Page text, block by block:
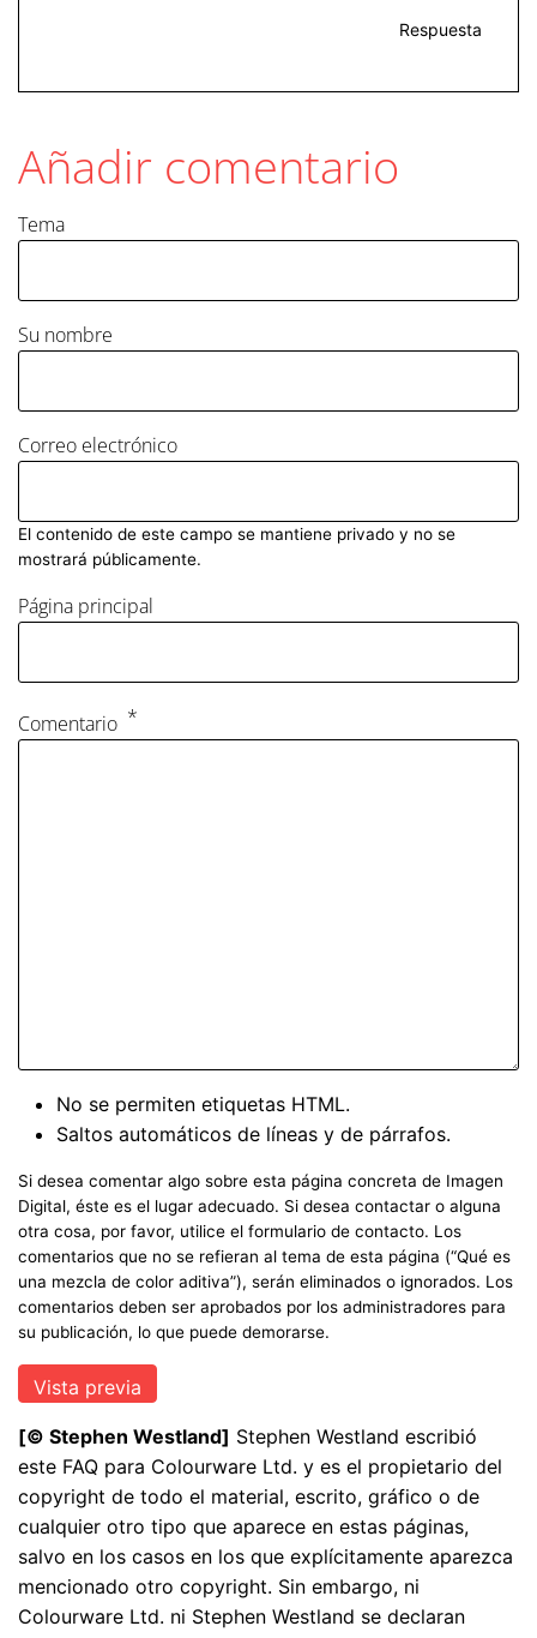
Respuesta
Añadir comentario
Tema
Su nombre
Correo electrónico
El contenido de este campo se mantiene privado y no se
mostrará públicamente.
Página principal
Comentario
No se permiten etiquetas HTML.
Saltos automáticos de líneas y de párrafos.
Si desea comentar algo sobre esta página concreta de Imagen
Digital, éste es el lugar adecuado. Si desea contactar o alguna
otra cosa, por favor, utilice el formulario de contacto. Los
comentarios que no se refieran al tema de esta página (“Qué es
una mezcla de color aditiva”), serán eliminados o ignorados. Los
comentarios deben ser aprobados por los administradores para
su publicación, lo que puede demorarse.
[© Stephen Westland] Stephen Westland escribió
este FAQ para Colourware Ltd. y es el propietario del
copyright de todo el material, escrito, gráfico o de
cualquier otro tipo que aparece en estas páginas,
salvo en los casos en los que explícitamente aparezca
mencionado otro copyright. Sin embargo, ni
Colourware Ltd. ni Stephen Westland se declaran